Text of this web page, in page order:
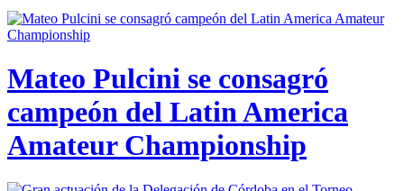
Mateo Pulcini se consagró
campeón del Latin America
Amateur Championship